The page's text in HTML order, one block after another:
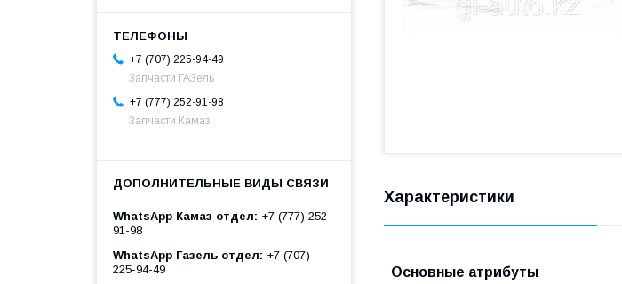
Характеристики
Основные атрибуты
+7 (707) 225-94-49
Запчасти ГАЗель
+7 (777) 252-91-98
Запчасти Камаз
WhatsApp Камаз отдел
+7 (777) 252-
91-98
WhatsApp Газель отдел
+7 (707)
225-94-49